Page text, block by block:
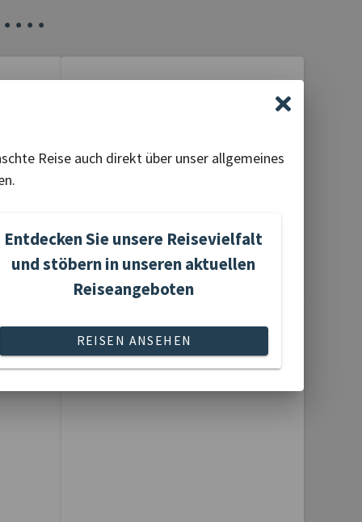
• • • •
Flusskreuzfahrten
6 Reisen gefunden
Rund- und
Studienreisen
Reise auch direkt über unser allgemeines
Entdecken Sie unsere Reisevielfalt
und stöbern in unseren aktuellen
Reiseangeboten
REISEN ANSEHEN